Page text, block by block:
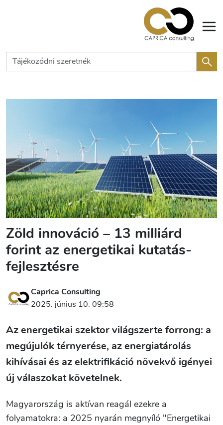
Zöld innováció – 13 milliárd
forint az energetikai kutatás-
fejlesztésre
Caprica Consulting
2025. június 10. 09:58
Az energetikai szektor világszerte forrong: a
megújulók térnyerése, az energiatárolás
kihívásai és az elektrifikáció növekvő igényei
új válaszokat követelnek.
Magyarország is aktívan reagál ezekre a
folyamatokra: a 2025 nyarán megnyíló "Energetikai